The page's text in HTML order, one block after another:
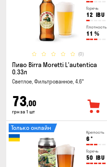
Горечь
12 IBU
Плотность
11 %
(0)
Пиво Birra Moretti L'autentica
0.33л
Светлое, Фильтрованное, 4.6°
73,00
грн за 1 шт
Крепость
6 °
Горечь
50 IBU
Только онлайн